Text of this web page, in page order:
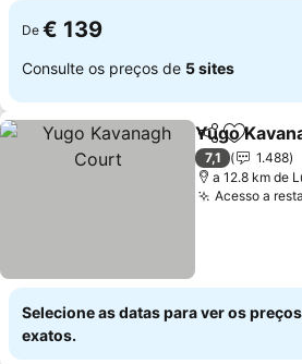
De € 139
Consulte os preços de 5 sites
Partilhar
Yugo
7,1
1.488
a 12.8 km de
Acesso a
Selecione as datas para ver os preços
exatos.